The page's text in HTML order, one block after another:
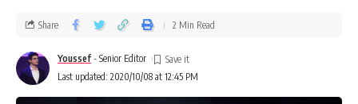
Last updated: 2020/10/08 at 12:45 PM
Youssef - Senior Editor
Share 2 Min Read